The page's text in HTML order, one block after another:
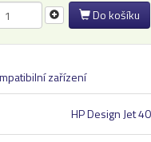
Do košíku
zařízení
HP Design Jet